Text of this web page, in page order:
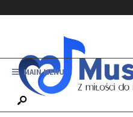
MAIN MENU